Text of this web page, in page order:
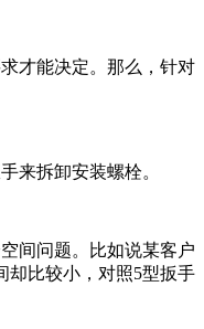
才能决定。那么，针对
来拆卸安装螺栓。
间问题。比如说某客户
却比较小，对照5型扳手